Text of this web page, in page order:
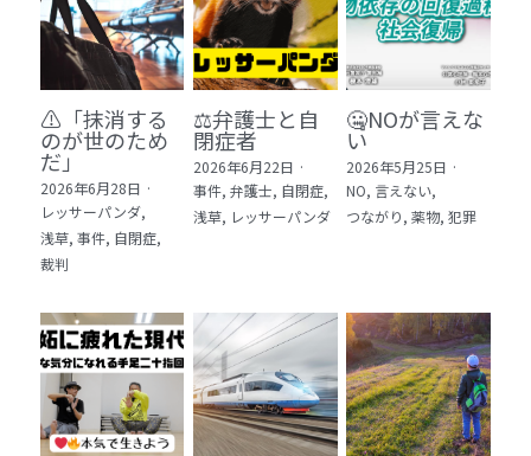
7 ライフスタイル・防災・科学技術 12冊
8 アジア・歴史・未来予測 11冊
🎬Dramas(おすすめの小説・漫画・ドラマ・
映画)
⚠️「抹消する
のが世のため
だ」​
2026年6月28日 ·
レッサーパンダ,
浅草, 事件, 自閉症,
裁判
⚖️弁護士と自
閉症者
2026年6月22日 ·
事件, 弁護士, 自閉症,
浅草, レッサーパンダ
🤐NOが言えな
い
2026年5月25日 ·
NO, 言えない,
つながり, 薬物, 犯罪